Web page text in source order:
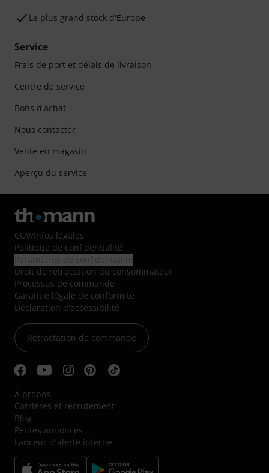
Le plus grand stock d'Europe
Service
Frais de port et délais de livraison
Centre de service
Bons d'achat
Nous contacter
Vente en magasin
Aperçu du service
CGV/Infos légales
Politique de confidentialité
Droit de rétractation du consommateur
Processus de commande
Garantie légale de conformité
Déclaration d'accessibilité
Rétractation de commande
A propos
Carrières et recrutement
Blog
Petites annonces
Lanceur d´alerte interne